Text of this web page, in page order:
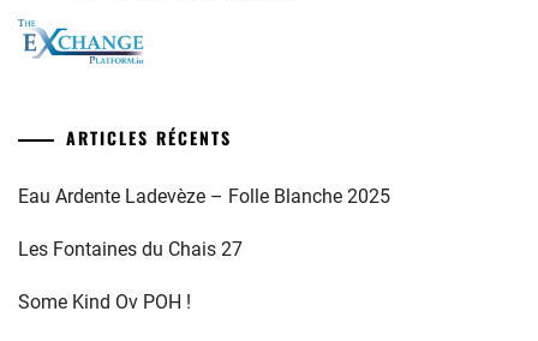
ARTICLES RÉCENTS
Eau Ardente Ladevèze – Folle Blanche 2025
Les Fontaines du Chais 27
Some Kind Ov POH !